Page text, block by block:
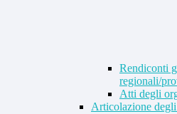
Rendiconti
regionali/
Atti degli
Articolazione